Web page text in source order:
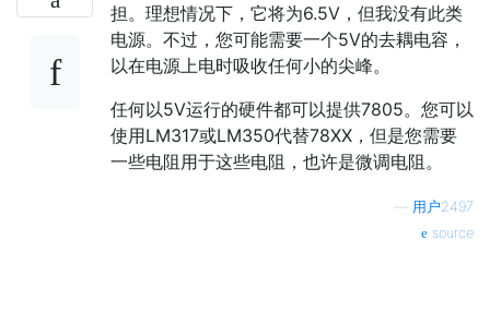
担。理想情况下，它将为6.5V，但我没有此类
电源。不过，您可能需要一个5V的去耦电容，
以在电源上电时吸收任何小的尖峰。
任何以5V运行的硬件都可以提供7805。您可以
使用LM317或LM350代替78XX，但是您需要
一些电阻用于这些电阻，也许是微调电阻。
用户2497
source